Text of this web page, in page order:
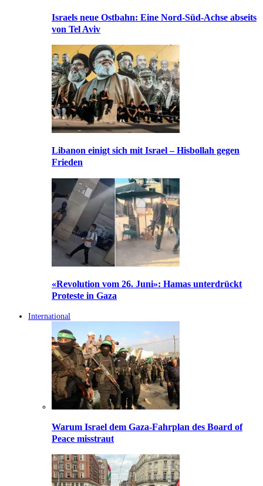
Israels neue Ostbahn: Eine Nord-Süd-Achse abseits
von Tel Aviv
Libanon einigt sich mit Israel – Hisbollah gegen
Frieden
«Revolution vom 26. Juni»: Hamas unterdrückt
Proteste in Gaza
International
Warum Israel dem Gaza-Fahrplan des Board of
Peace misstraut